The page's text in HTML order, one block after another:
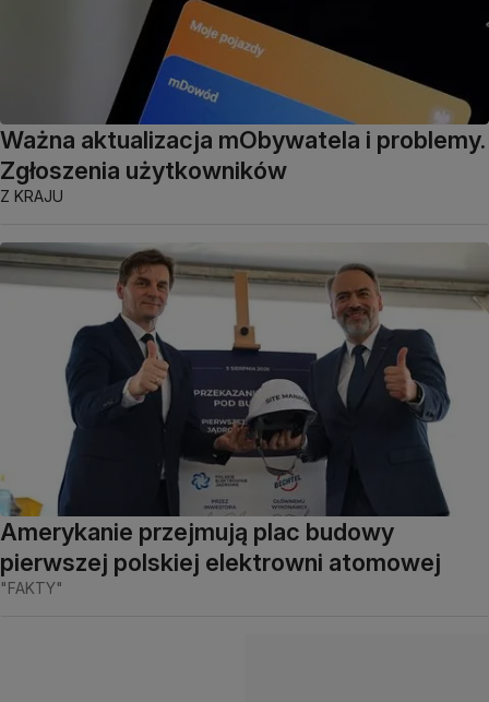
Ważna aktualizacja mObywatela i problemy.
Zgłoszenia użytkowników
Z KRAJU
Amerykanie przejmują plac budowy
pierwszej polskiej elektrowni atomowej
"FAKTY"